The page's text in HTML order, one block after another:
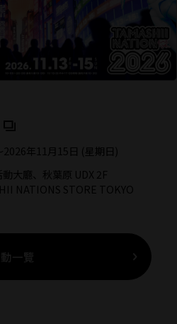
（將開啟新分頁）
2026年11月15日 (星期日)
大廳、秋葉原 UDX 2F
NATIONS STORE TOKYO
一覽